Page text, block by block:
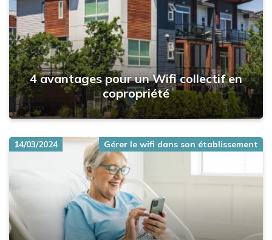
4 avantages pour un Wifi collectif en
copropriété
14/03/2024 Gérer le wifi dans son établissement